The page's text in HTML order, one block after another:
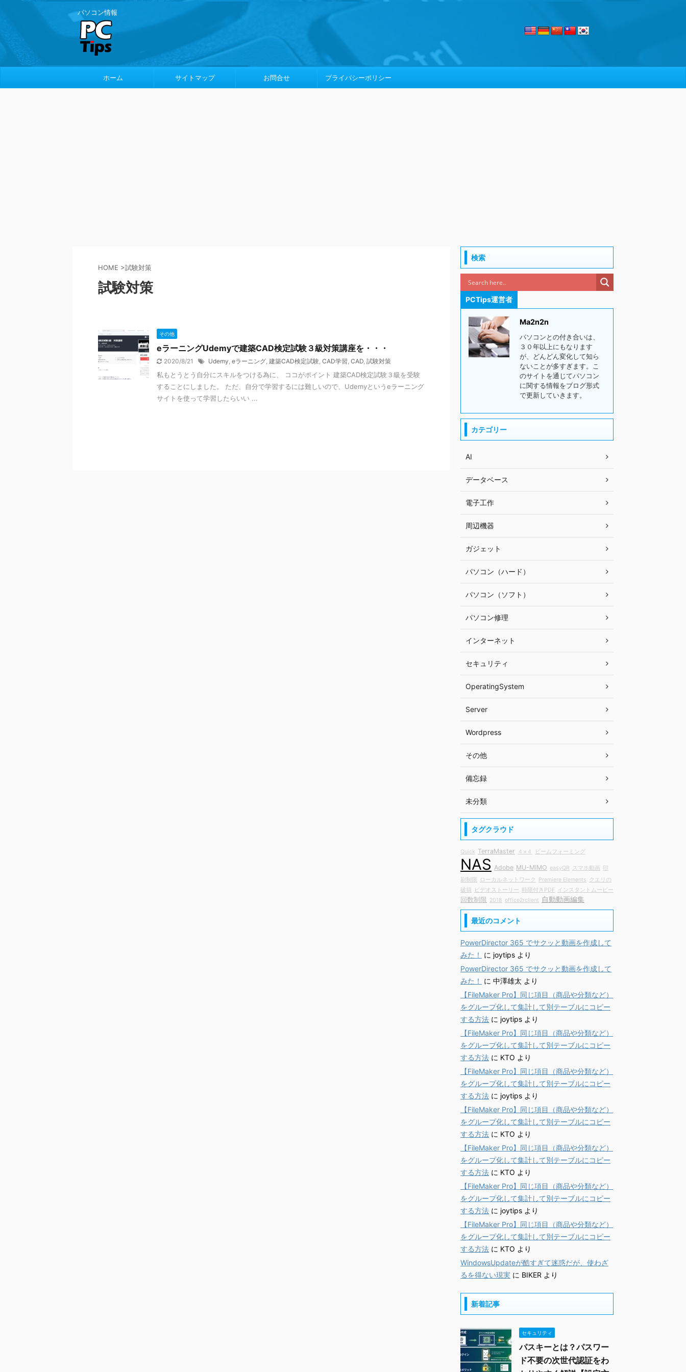
パソコン情報
ホーム サイトマップ お問合せ プライバシーポリシー
HOME >試験対策
試験対策
その他
eラーニングUdemyで建築CAD検定試験３級対策講座を・・・
2020/8/21 Udemy, eラーニング, 建築CAD検定試験, CAD学習, CAD, 試験対策
私もとうとう自分にスキルをつける為に、 ココがポイント 建築CAD検定試験３級を受験
することにしました。 ただ、自分で学習するには難しいので、Udemyというeラーニング
サイトを使って学習したらいい ...
検索
PCTips運営者
Ma2n2n
パソコンとの付き合いは、
３０年以上にもなります
が、どんどん変化して知ら
ないことが多すぎます。こ
のサイトを通じてパソコン
に関する情報をブログ形式
で更新していきます。
カテゴリー
AI
データベース
電子工作
周辺機器
ガジェット
パソコン（ハード）
パソコン（ソフト）
パソコン修理
インターネット
セキュリティ
OperatingSystem
Server
Wordpress
その他
備忘録
未分類
タグクラウド
Quick TerraMaster ４×４ ビームフォーミング
NAS Adobe MU-MIMO easyQR スマホ動画 印
刷制限
ローカルネットワーク Premiere Elements
クエリの
破損
ビデオストーリー 時限付きPDF インスタントムービー
回数制限 2018 office2rclient 自動動画編集
最近のコメント
PowerDirector 365 でサクッと動画を作成して
みた！
に joytips より
PowerDirector 365 でサクッと動画を作成して
みた！
に 中澤雄太 より
【FileMaker Pro】同じ項目（商品や分類など）
をグループ化して集計して別テーブルにコピー
する方法 に joytips より
【FileMaker Pro】同じ項目（商品や分類など）
をグループ化して集計して別テーブルにコピー
する方法 に KTO より
【FileMaker Pro】同じ項目（商品や分類など）
をグループ化して集計して別テーブルにコピー
する方法 に joytips より
【FileMaker Pro】同じ項目（商品や分類など）
をグループ化して集計して別テーブルにコピー
する方法 に KTO より
【FileMaker Pro】同じ項目（商品や分類など）
をグループ化して集計して別テーブルにコピー
する方法 に KTO より
【FileMaker Pro】同じ項目（商品や分類など）
をグループ化して集計して別テーブルにコピー
する方法 に joytips より
【FileMaker Pro】同じ項目（商品や分類など）
をグループ化して集計して別テーブルにコピー
する方法 に KTO より
WindowsUpdateが酷すぎて迷惑だが、使わざ
るを得ない現実 に BIKER より
新着記事
セキュリティ
パスキーとは？パスワー
ド不要の次世代認証をわ